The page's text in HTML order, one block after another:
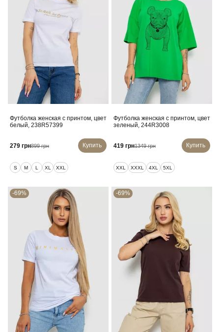
Футболка женская с принтом, цвет
белый, 238R57399
279 грн899 грн Купить
S M L XL XXL
Футболка женская с принтом, цвет
зеленый, 244R3008
419 грн1349 грн Купить
XXL XXXL 4XL 5XL
-69% -69%